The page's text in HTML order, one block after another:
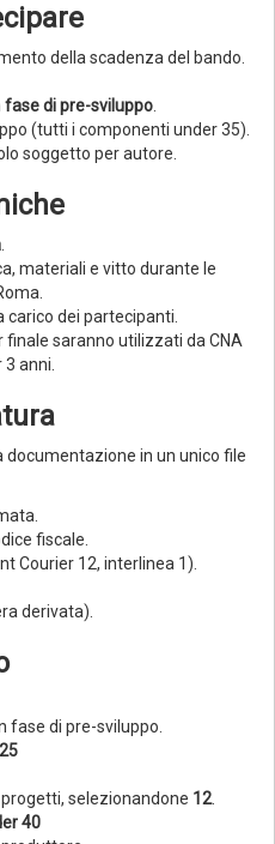
della scadenza del bando.
fase di pre-sviluppo.
(tutti i componenti under 35).
soggetto per autore.
.
materiali e vitto durante le
carico dei partecipanti.
finale saranno utilizzati da CNA
anni.
documentazione in un unico file
fiscale.
Courier 12, interlinea 1).
derivata).
fase di pre-sviluppo.
selezionandone 12.
40